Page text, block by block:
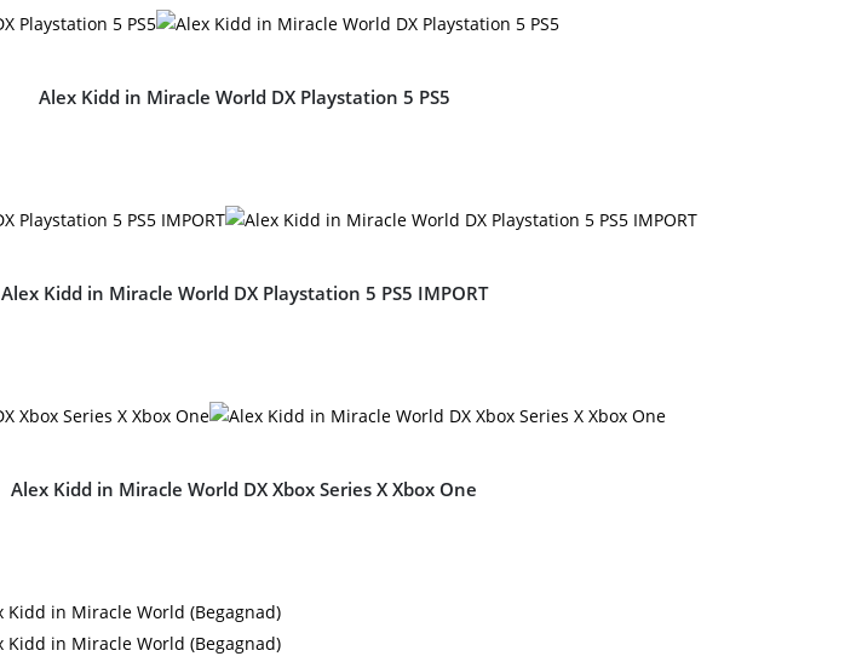
Alex Kidd in Miracle World DX Playstation 5 PS5
Alex Kidd in Miracle World DX Playstation 5 PS5 IMPORT
Alex Kidd in Miracle World DX Xbox Series X Xbox One